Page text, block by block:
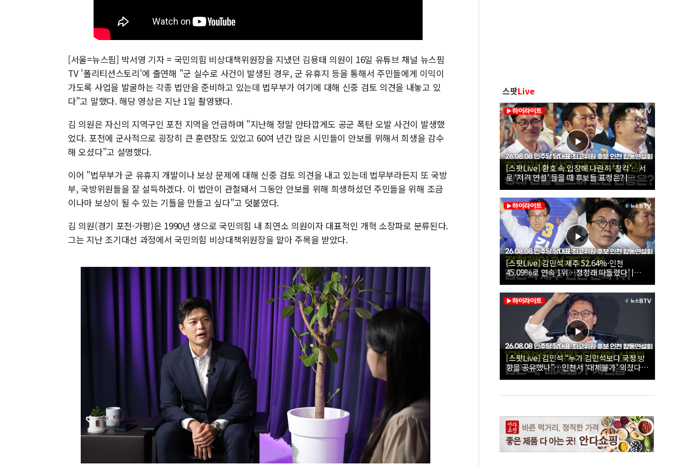
[서울=뉴스핌] 박서영 기자 = 국민의힘 비상대책위원장을 지냈던 김용태 의원이 16일 유튜브 채널 뉴스핌
TV '폴리티션스토리'에 출연해 "군 실수로 사건이 발생된 경우, 군 유휴지 등을 통해서 주민들에게 이익이
가도록 사업을 발굴하는 각종 법안을 준비하고 있는데 법무부가 여기에 대해 신중 검토 의견을 내놓고 있
다"고 말했다. 해당 영상은 지난 1일 촬영됐다.
김 의원은 자신의 지역구인 포천 지역을 언급하며 "지난해 정말 안타깝게도 공군 폭탄 오발 사건이 발생했
었다. 포천에 군사적으로 굉장히 큰 훈련장도 있었고 60여 년간 많은 시민들이 안보를 위해서 희생을 감수
해 오셨다"고 설명했다.
이어 "법무부가 군 유휴지 개발이나 보상 문제에 대해 신중 검토 의견을 내고 있는데 법무부라든지 또 국방
부, 국방위원들을 잘 설득하겠다. 이 법안이 관철돼서 그동안 안보를 위해 희생하셨던 주민들을 위해 조금
이나마 보상이 될 수 있는 기틀을 만들고 싶다"고 덧붙였다.
김 의원(경기 포천·가평)은 1990년 생으로 국민의힘 내 최연소 의원이자 대표적인 개혁 소장파로 분류된다.
그는 지난 조기대선 과정에서 국민의힘 비상대책위원장을 맡아 주목을 받았다.
스팟Live
[스팟Live] 환호 속 입장해 나란히 ‘찰칵’…서
로 ‘저격 연설’ 들을 때 후보들 표정은? |
26.08.08 더불어민주당 당대표·최고위원 후
보 인천 합동연설회
[스팟Live] 김민석 제주 52.64%·인천
45.09%로 연속 1위…정청래 따돌렸다’ |
26.08.08 더불어민주당 당대표·최고위원 후
보 인천 합동연설회
[스팟Live] 김민석 “누가 김민석보다 국정 방
향을 공유했나”…인천서 ‘대체불가’ 외쳤다 |
26.08.08 더불어민주당 당대표·최고위원 후